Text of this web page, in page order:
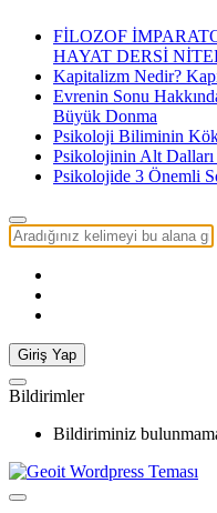
FİLOZOF
HAYAT DERSİ
Kapitalizm Nedir?
Evrenin Sonu
Büyük Donma
Psikoloji Biliminin
Psikolojinin Alt
Psikolojide 3 Önemli
Giriş Yap
Bildirimler
Bildiriminiz